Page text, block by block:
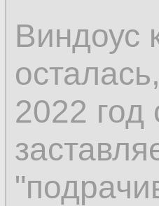
Виндоус
2022 год